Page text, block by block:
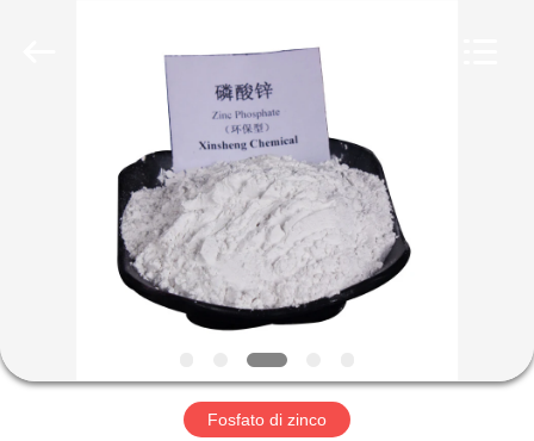
PRODOTTI
SU
DI
Fosfato di zinco